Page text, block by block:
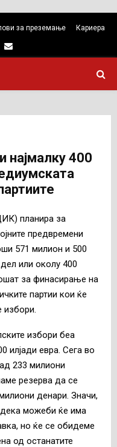
за преземање Кариера
Email
најмалку 400
планира за
предвремени
571 милион и 500
или околу 400
за финасирање на
партии кои ќе
избори.
избори беа
илјади евра. Сега во
233 милиони
резерва да се
денари. Значи,
можеби ќе има
но ќе се обидеме
од останатите